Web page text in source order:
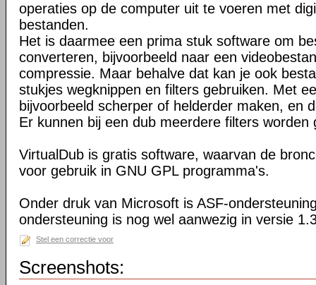
operaties op de computer uit te voeren met
bestanden.
Het is daarmee een prima stuk software om
converteren, bijvoorbeeld naar een
compressie. Maar behalve dat kan je ook
stukjes wegknippen en filters gebruiken. Met
bijvoorbeeld scherper of helderder maken, en
Er kunnen bij een dub meerdere filters worden
VirtualDub is gratis software, waarvan de
voor gebruik in GNU GPL programma's.
Onder druk van Microsoft is ASF-
ondersteuning is nog wel aanwezig in versie
Stel een correctie voor
Screenshots: